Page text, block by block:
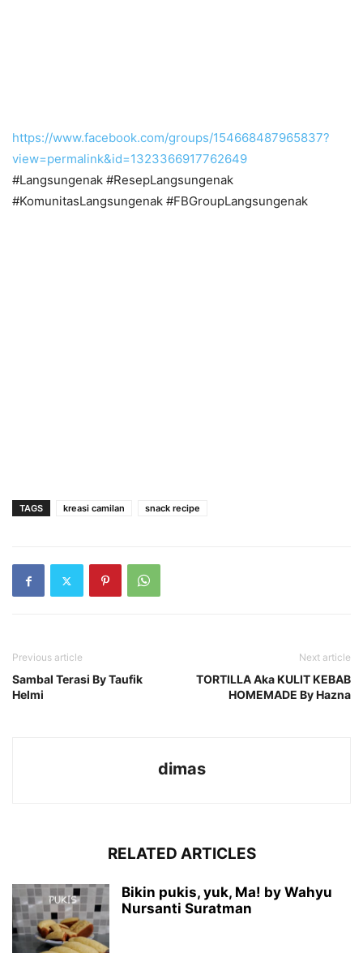
https://www.facebook.com/groups/154668487965837?
view=permalink&id=1323366917762649
#Langsungenak #ResepLangsungenak
#KomunitasLangsungenak #FBGroupLangsungenak
TAGS kreasi camilan snack recipe
Previous article
Sambal Terasi By Taufik
Helmi
Next article
TORTILLA Aka KULIT KEBAB
HOMEMADE By Hazna
dimas
RELATED ARTICLES
Bikin pukis, yuk, Ma! by Wahyu
Nursanti Suratman